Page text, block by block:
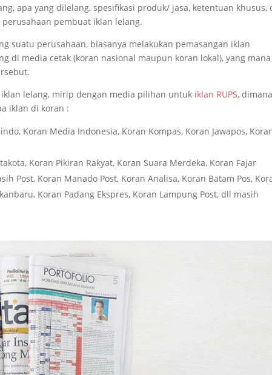
apa yang dilelang, spesifikasi produk/ jasa, ketentuan khusus,
pembuat iklan lelang.
suatu perusahaan, biasanya melakukan pemasangan iklan
di media cetak (koran nasional maupun koran lokal), yang mana
lelang, mirip dengan media pilihan untuk iklan RUPS,
iklan di koran :
Koran Media Indonesia, Koran Kompas, Koran Jawapos,
Koran Pikiran Rakyat, Koran Suara Merdeka, Koran Fajar
Post, Koran Manado Post, Koran Analisa, Koran Batam Pos,
Koran Padang Ekspres, Koran Lampung Post, dll masih